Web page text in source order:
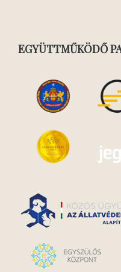
EGYÜTTMŰKÖDŐ